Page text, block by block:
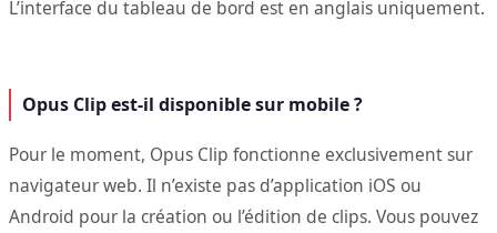
L’interface du tableau de bord est en anglais uniquement.
Opus Clip est-il disponible sur mobile ?
Pour le moment, Opus Clip fonctionne exclusivement sur
navigateur web. Il n’existe pas d’application iOS ou
Android pour la création ou l’édition de clips. Vous pouvez